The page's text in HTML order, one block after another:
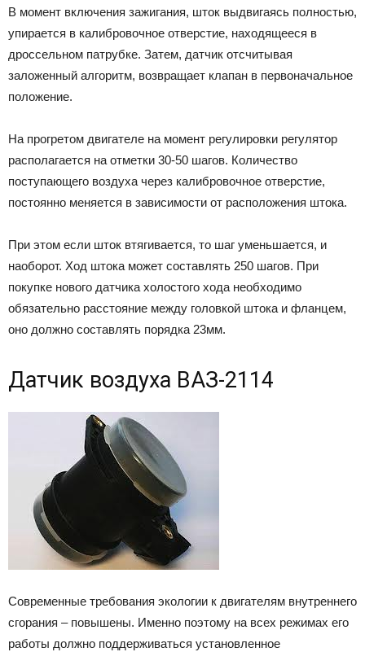
В момент включения зажигания, шток выдвигаясь полностью,
упирается в калибровочное отверстие, находящееся в
дроссельном патрубке. Затем, датчик отсчитывая
заложенный алгоритм, возвращает клапан в первоначальное
положение.
На прогретом двигателе на момент регулировки регулятор
располагается на отметки 30-50 шагов. Количество
поступающего воздуха через калибровочное отверстие,
постоянно меняется в зависимости от расположения штока.
При этом если шток втягивается, то шаг уменьшается, и
наоборот. Ход штока может составлять 250 шагов. При
покупке нового датчика холостого хода необходимо
обязательно расстояние между головкой штока и фланцем,
оно должно составлять порядка 23мм.
Датчик воздуха ВАЗ-2114
Современные требования экологии к двигателям внутреннего
сгорания – повышены. Именно поэтому на всех режимах его
работы должно поддерживаться установленное